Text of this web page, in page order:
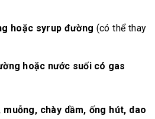
hoặc syrup đường (có thể thay
hoặc nước suối có gas
chày dầm, ống hút, dao